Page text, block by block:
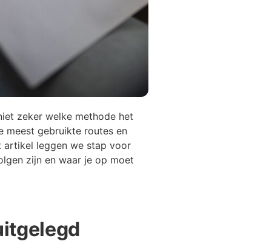
zeker welke methode het
meest gebruikte routes en
artikel leggen we stap voor
zijn en waar je op moet